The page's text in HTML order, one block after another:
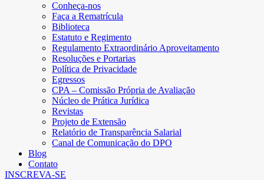
Conheça-nos
Faça a Rematrícula
Biblioteca
Estatuto e Regimento
Regulamento Extraordinário Aproveitamento
Resoluções e Portarias
Política de Privacidade
Egressos
CPA – Comissão Própria de Avaliação
Núcleo de Prática Jurídica
Revistas
Projeto de Extensão
Relatório de Transparência Salarial
Canal de Comunicação do DPO
Blog
Contato
INSCREVA-SE